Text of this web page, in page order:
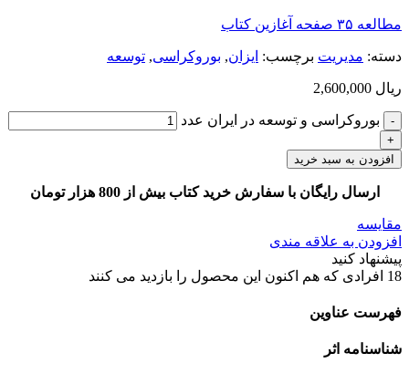
مطالعه ۳۵ صفحه آغازین کتاب
دسته: مديريت برچسب: ایزان, بوروکراسی, توسعه
ریال
بوروکراسی و توسعه در ایران عدد
افزودن به سبد خرید
ارسال رایگان با سفارش خرید کتاب بیش از 800 هزار تومان
مقایسه
افزودن به علاقه مندی
پیشنهاد کنید
18 افرادی که هم اکنون این محصول را بازدید می کنند
فهرست عناوین
شناسنامه اثر